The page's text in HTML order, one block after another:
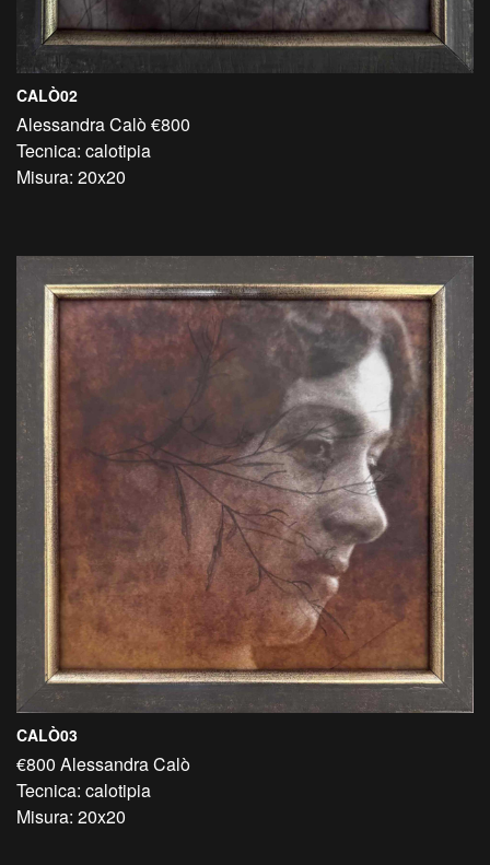
CALÒ02
Alessandra Calò €800
Tecnica: calotipia
Misura: 20x20
CALÒ03
€800 Alessandra Calò
Tecnica: calotipia
Misura: 20x20